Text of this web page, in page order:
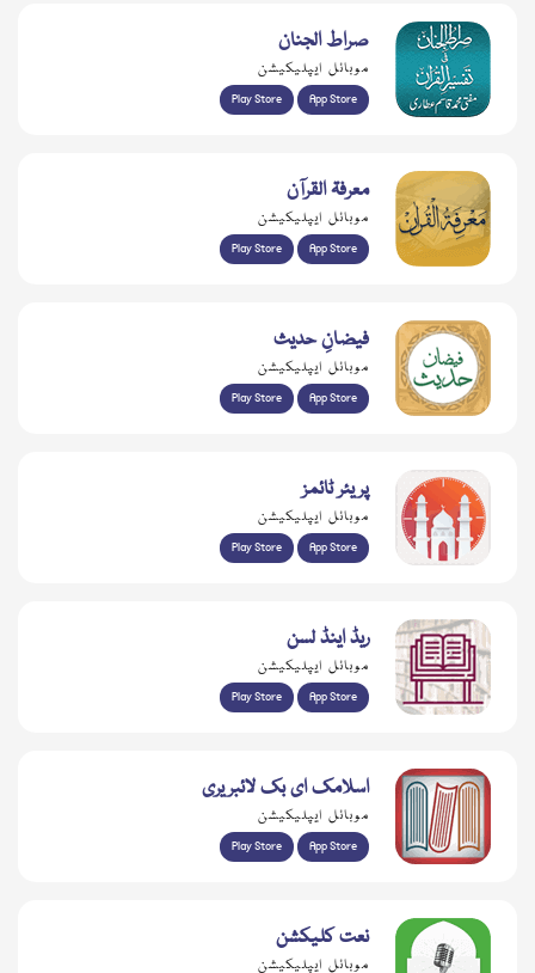
صراط الجنان
موبائل ایپلیکیشن
Play Store App Store
معرفۃ القرآن
موبائل ایپلیکیشن
Play Store App Store
فیضانِ حدیث
موبائل ایپلیکیشن
Play Store App Store
پریئر ٹائمز
موبائل ایپلیکیشن
Play Store App Store
ریڈ اینڈ لسن
موبائل ایپلیکیشن
Play Store App Store
اسلامک ای بک لائبریری
موبائل ایپلیکیشن
Play Store App Store
نعت کلیکشن
موبائل ایپلیکیشن